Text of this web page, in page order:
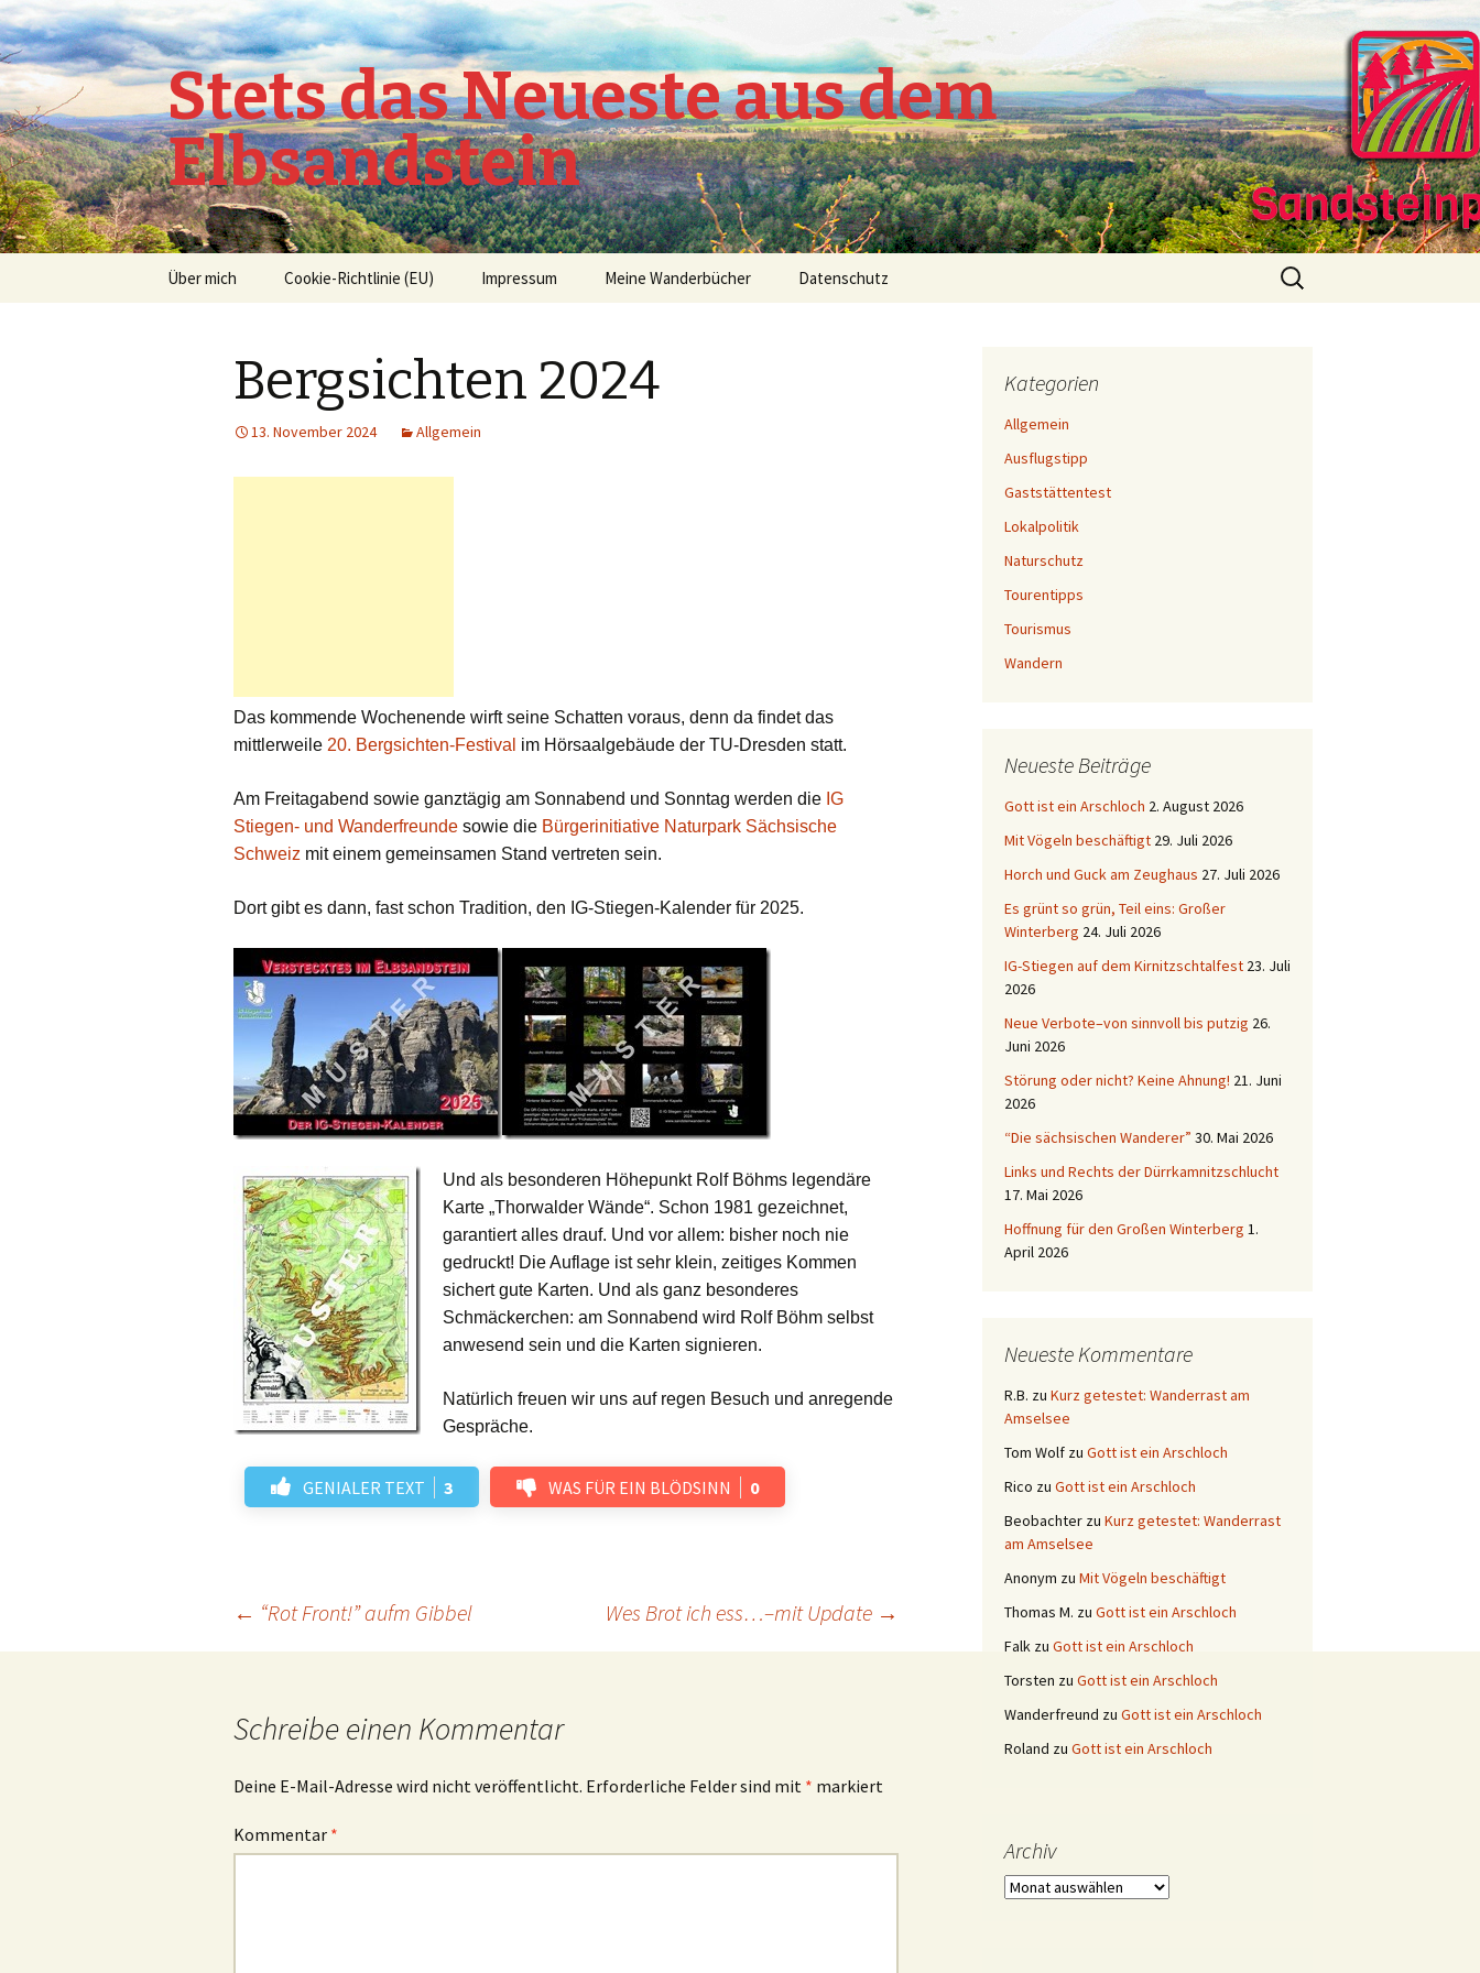
Stets das Neueste aus dem
Elbsandstein
Springe
Über mich Cookie-Richtlinie (EU) Impressum Meine Wanderbücher Datenschutz
Suchen
nach:
Bergsichten 2024
13. November 2024 Allgemein
Das kommende Wochenende wirft seine Schatten voraus, denn da findet das
mittlerweile 20. Bergsichten-Festival im Hörsaalgebäude der TU-Dresden statt.
Am Freitagabend sowie ganztägig am Sonnabend und Sonntag werden die IG
Stiegen- und Wanderfreunde sowie die Bürgerinitiative Naturpark Sächsische
Schweiz mit einem gemeinsamen Stand vertreten sein.
Dort gibt es dann, fast schon Tradition, den IG-Stiegen-Kalender für 2025.
Und als besonderen Höhepunkt Rolf Böhms legendäre
Karte „Thorwalder Wände“. Schon 1981 gezeichnet,
garantiert alles drauf. Und vor allem: bisher noch nie
gedruckt! Die Auflage ist sehr klein, zeitiges Kommen
sichert gute Karten. Und als ganz besonderes
Schmäckerchen: am Sonnabend wird Rolf Böhm selbst
anwesend sein und die Karten signieren.
Natürlich freuen wir uns auf regen Besuch und anregende
Gespräche.
GENIALER TEXT 3 WAS FÜR EIN BLÖDSINN 0
← “Rot Front!” aufm Gibbel Wes Brot ich ess…–mit Update →
Schreibe einen Kommentar
Deine E-Mail-Adresse wird nicht veröffentlicht. Erforderliche Felder sind mit * markiert
Kommentar *
Kategorien
Allgemein
Ausflugstipp
Gaststättentest
Lokalpolitik
Naturschutz
Tourentipps
Tourismus
Wandern
Neueste Beiträge
Gott ist ein Arschloch 2. August 2026
Mit Vögeln beschäftigt 29. Juli 2026
Horch und Guck am Zeughaus 27. Juli 2026
Es grünt so grün, Teil eins: Großer
Winterberg 24. Juli 2026
IG-Stiegen auf dem Kirnitzschtalfest 23. Juli
2026
Neue Verbote–von sinnvoll bis putzig 26.
Juni 2026
Störung oder nicht? Keine Ahnung! 21. Juni
2026
“Die sächsischen Wanderer” 30. Mai 2026
Links und Rechts der Dürrkamnitzschlucht
17. Mai 2026
Hoffnung für den Großen Winterberg 1.
April 2026
Neueste Kommentare
R.B. zu Kurz getestet: Wanderrast am
Amselsee
Tom Wolf zu Gott ist ein Arschloch
Rico zu Gott ist ein Arschloch
Beobachter zu Kurz getestet: Wanderrast
am Amselsee
Anonym zu Mit Vögeln beschäftigt
Thomas M. zu Gott ist ein Arschloch
Falk zu Gott ist ein Arschloch
Torsten zu Gott ist ein Arschloch
Wanderfreund zu Gott ist ein Arschloch
Roland zu Gott ist ein Arschloch
Archiv
Archiv